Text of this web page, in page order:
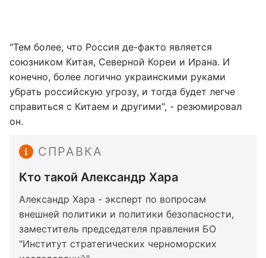
"Тем более, что Россия де-факто является
союзником Китая, Северной Кореи и Ирана. И
конечно, более логично украинскими руками
убрать российскую угрозу, и тогда будет легче
справиться с Китаем и другими", - резюмировал
он.
СПРАВКА
Кто такой Александр Хара
Александр Хара - эксперт по вопросам
внешней политики и политики безопасности,
заместитель председателя правления БО
"Институт стратегических черноморских